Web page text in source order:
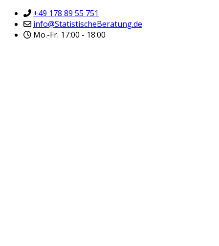
+49 178 89 55 751
info@StatistischeBeratung.de
Mo.-Fr. 17:00 - 18:00